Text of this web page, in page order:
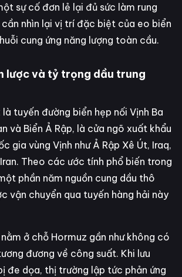
sự cố đơn lẻ lại đủ sức làm rung
cần nhìn lại vị trí đặc biệt của eo biển
cung ứng năng lượng toàn cầu.
lược và tỷ trọng dầu trung
tuyến đường biển hẹp nối Vịnh Ba
và Biển Ả Rập, là cửa ngõ xuất khẩu
gia vùng Vịnh như Ả Rập Xê Út, Iraq,
Theo các ước tính phổ biến trong
phần năm nguồn cung dầu thô
vận chuyển qua tuyến hàng hải này
ở chỗ Hormuz gần như không có
đương về công suất. Khi lưu
đe dọa, thị trường lập tức phản ứng